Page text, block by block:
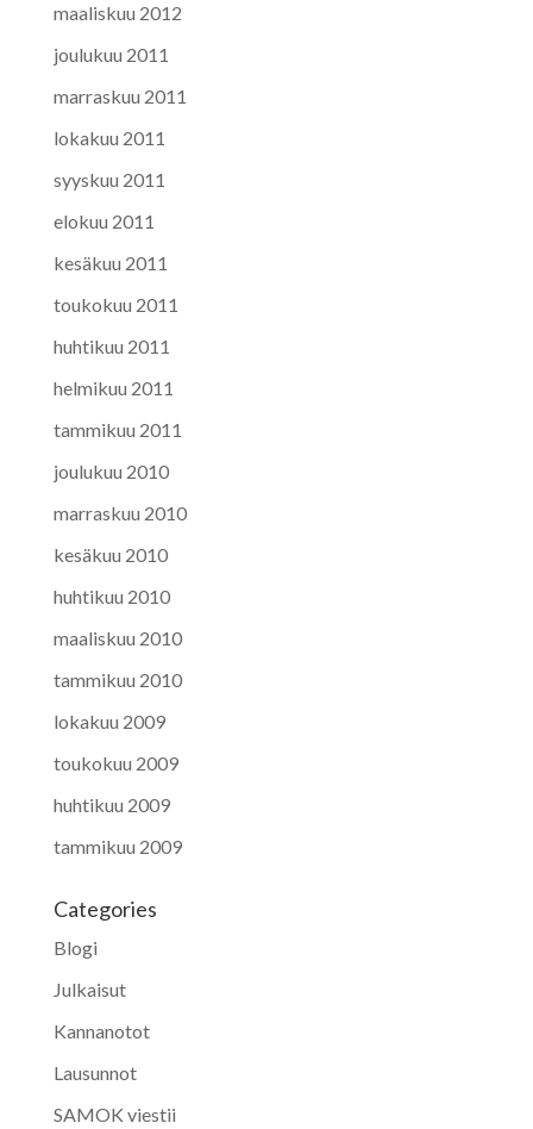
maaliskuu 2012
joulukuu 2011
marraskuu 2011
lokakuu 2011
syyskuu 2011
elokuu 2011
kesäkuu 2011
toukokuu 2011
huhtikuu 2011
helmikuu 2011
tammikuu 2011
joulukuu 2010
marraskuu 2010
kesäkuu 2010
huhtikuu 2010
maaliskuu 2010
tammikuu 2010
lokakuu 2009
toukokuu 2009
huhtikuu 2009
tammikuu 2009
Categories
Blogi
Julkaisut
Kannanotot
Lausunnot
SAMOK viestii